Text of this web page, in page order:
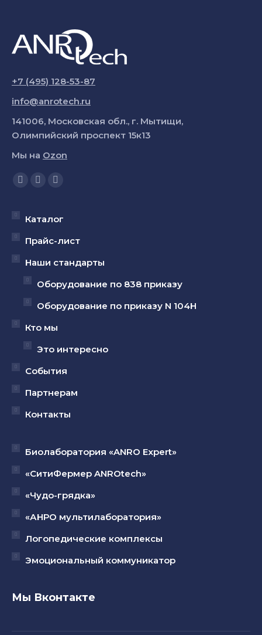
+7 (495) 128-53-87
info@anrotech.ru
141006, Московская обл., г. Мытищи,
Олимпийский проспект 15к13
Мы на Ozon
Ищите нас:
Страница
открывается
новом
окне
Страница
открывается
новом
окне
Страница
открывается
новом
окне
Каталог
Прайс-лист
Наши стандарты
Оборудование по 838 приказу
Оборудование по приказу N 104Н
Кто мы
Это интересно
События
Партнерам
Контакты
Биолаборатория «ANRO Expert»
«СитиФермер ANROtech»
«Чудо-грядка»
«АНРО мультилаборатория»
Логопедические комплексы
Эмоциональный коммуникатор
Мы Вконтакте